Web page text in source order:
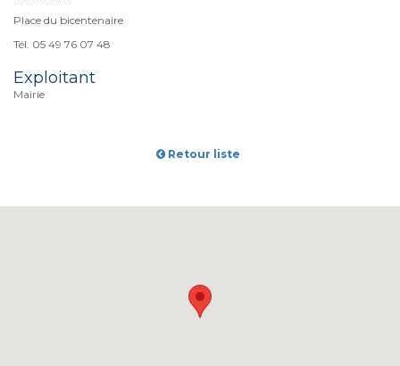
Place du bicentenaire
Tél. 05 49 76 07 48
Exploitant
Mairie
Retour liste